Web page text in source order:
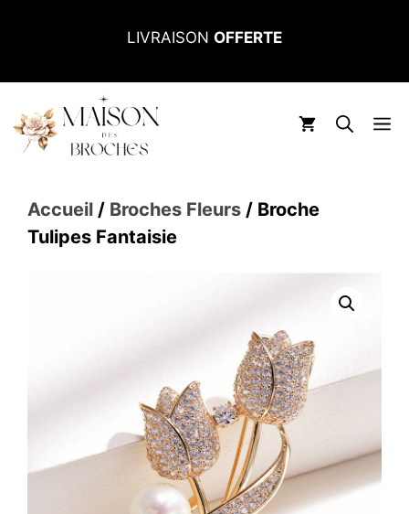
LIVRAISON OFFERTE
Accueil / Broches Fleurs / Broche
Tulipes Fantaisie